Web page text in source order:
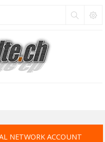
NETWORK ACCOUNT